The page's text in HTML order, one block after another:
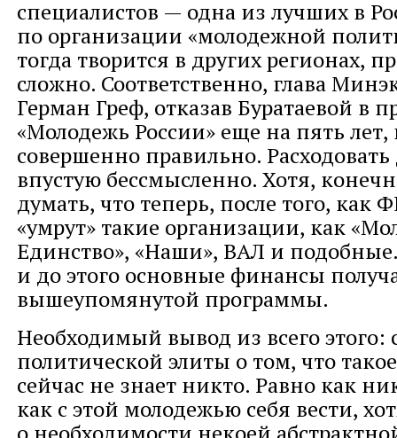
специалистов — одна из лучших в
по организации «молодежной
тогда творится в других регионах,
сложно. Соответственно, глава
Герман Греф, отказав Буратаевой в
«Молодежь России» еще на пять лет,
совершенно правильно.
впустую бессмысленно. Хотя,
думать, что теперь, после того, как
«умрут» такие организации, как
Единство», «Наши», ВАЛ и
и до этого основные финансы
вышеупомянутой программы.
Необходимый вывод из всего этого:
политической элиты о том, что
сейчас не знает никто. Равно как
как с этой молодежью себя вести,